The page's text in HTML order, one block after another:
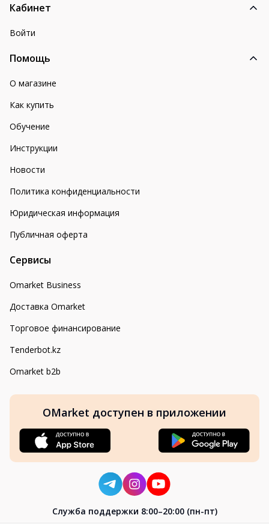
Кабинет
Войти
Помощь
О магазине
Как купить
Обучение
Инструкции
Новости
Политика конфиденциальности
Юридическая информация
Публичная оферта
Сервисы
Omarket Business
Доставка Omarket
Торговое финансирование
Tenderbot.kz
Omarket b2b
OMarket доступен в приложении
Cлужба поддержки 8:00–20:00 (пн-пт)